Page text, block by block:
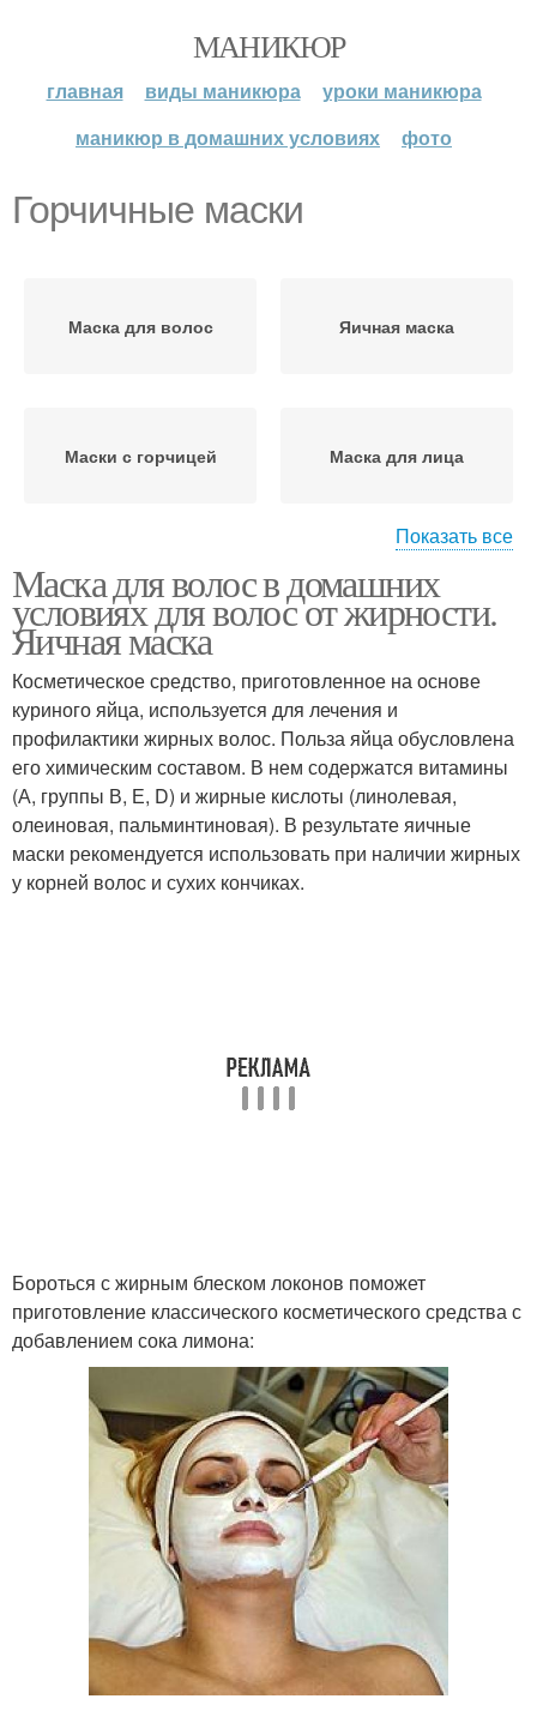
МАНИКЮР
главная виды маникюра
уроки маникюра
маникюр в домашних условиях
фото
Горчичные маски
Маска для волос Яичная маска
Маски с горчицей Маска для лица
Маска для роста
роста
Маска для жирных
волос
Маски от жирности
Маска из глины Маски для волос
Показать все
Маска для волос в домашних
условиях для волос от жирности.
Яичная маска
Косметическое средство, приготовленное на основе
куриного яйца, используется для лечения и
профилактики жирных волос. Польза яйца обусловлена
его химическим составом. В нем содержатся витамины
(А, группы В, Е, D) и жирные кислоты (линолевая,
олеиновая, пальминтиновая). В результате яичные
маски рекомендуется использовать при наличии жирных
у корней волос и сухих кончиках.
Бороться с жирным блеском локонов поможет
приготовление классического косметического средства с
добавлением сока лимона: